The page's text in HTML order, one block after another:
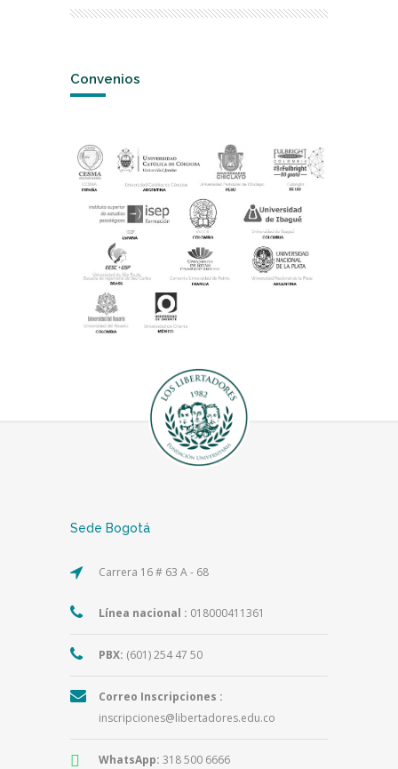
Convenios
Sede Bogotá
Carrera 16 # 63 A - 68
Línea nacional : 018000411361
PBX: (601) 254 47 50
Correo Inscripciones :
inscripciones@libertadores.edu.co
WhatsApp: 318 500 6666